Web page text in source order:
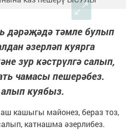
дәрәҗәдә тәмле булып
әзерләп куярга
зур кәстрүлгә салып,
чамасы пешерәбез.
куябыз.
кашыгы майонез, бераз тоз,
катнашма әзерлибез.